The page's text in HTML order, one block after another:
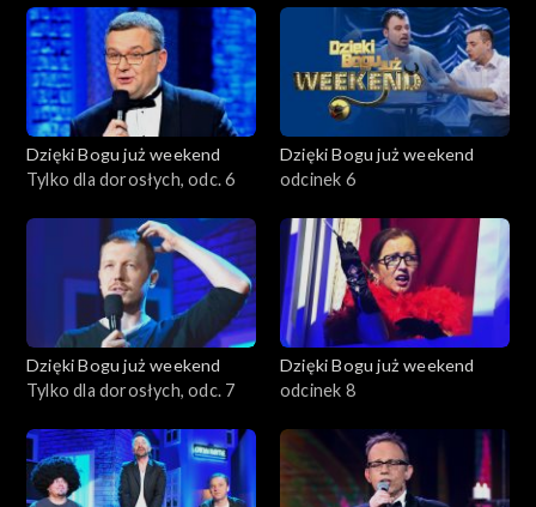
Dzięki Bogu już weekend
Tylko dla dorosłych, odc. 6
Dzięki Bogu już weekend
odcinek 6
Dzięki Bogu już weekend
Tylko dla dorosłych, odc. 7
Dzięki Bogu już weekend
odcinek 8